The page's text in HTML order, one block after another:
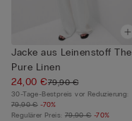
Jacke aus Leinenstoff The
Pure Linen
24,00 €79,90 €
30-Tage-Bestpreis vor Reduzierung:
79,90 € -70%
Regulärer Preis: 79,90 € -70%